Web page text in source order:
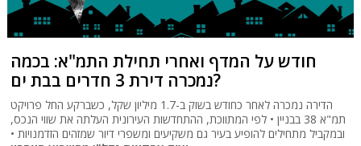
חודש על המדף ואחרי תחילת התמ"א: בכמה
נמכרה דירת 3 חדרים בבת ים?
הדירה נמכרה לאחר כחודש בשוק ב-1.7 מיליון שקל, כשברקע החל פרויקט
תמ"א 38 בבניין • לפי המתווכת, ההתחדשות העירונית העלתה את שווי הנכס,
ובמקביל מתחילים להופיע בעיר גם משקיעים ומשפרי דיור שמזהים הזדמנויות •